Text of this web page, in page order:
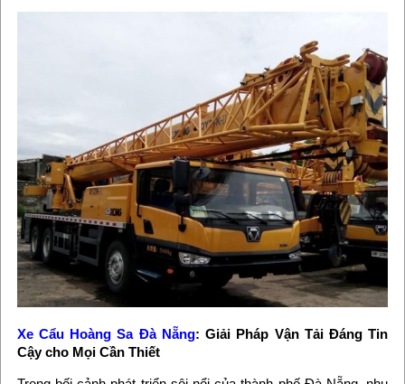
Xe Cẩu Hoàng Sa Đà Nẵng: Giải Pháp Vận Tải Đáng Tin
Cậy cho Mọi Cần Thiết